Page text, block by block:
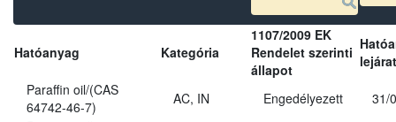
Hatóanyag Kategória
1107/2009 EK
Rendelet szerinti
állapot
Paraffin oil/(CAS
64742-46-7)
AC, IN Engedélyezett
31/